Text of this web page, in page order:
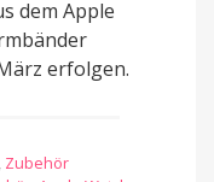
dem Apple
erfolgen.
, Zubehör